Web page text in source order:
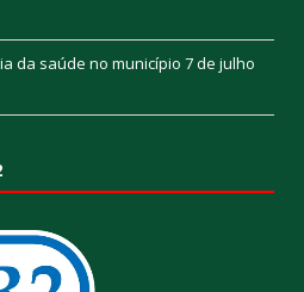
da saúde no município 7 de julho